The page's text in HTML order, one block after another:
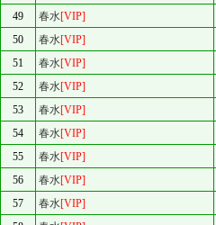
49
春水[VIP]
50
春水[VIP]
51
春水[VIP]
52
春水[VIP]
53
春水[VIP]
54
春水[VIP]
55
春水[VIP]
56
春水[VIP]
57
春水[VIP]